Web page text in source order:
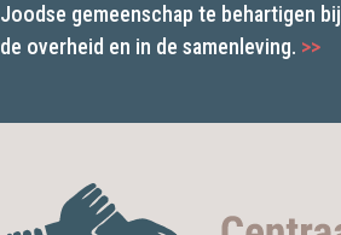
Joodse gemeenschap te behartigen bij
de overheid en in de samenleving. >>